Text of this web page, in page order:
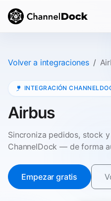
Volver a integraciones
INTEGRACIÓN
Airbus
Sincroniza pedidos, stock
ChannelDock — de forma
Empezar gratis